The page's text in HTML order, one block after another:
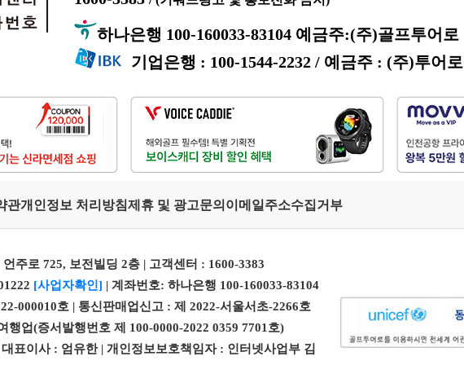
하나은행 100-160033-83104 예금주:(주)골프투어로
기업은행 : 100-1544-2232 / 예금주 : (주)투어로
관개인정보 처리방침제휴 및 광고문의 이메일주소수집거부
주로 725, 보전빌딩 2층 | 고객센터 : 1600-3383
[사업자확인] | 계좌번호: 하나은행 100-160033-83104
000010호 | 통신판매업신고 : 제 2022-서울서초-2266호
행업(증서발행번호 제 100-0000-2022 0359 7701호)
표이사 : 엄유한 | 개인정보보호책임자 : 인터넷사업부 김